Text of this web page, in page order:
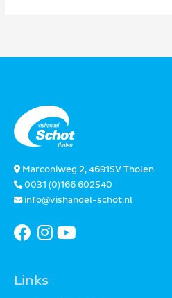
Marconiweg 2, 4691SV Tholen
0031 (0)166 602540
info@vishandel-schot.nl
Links